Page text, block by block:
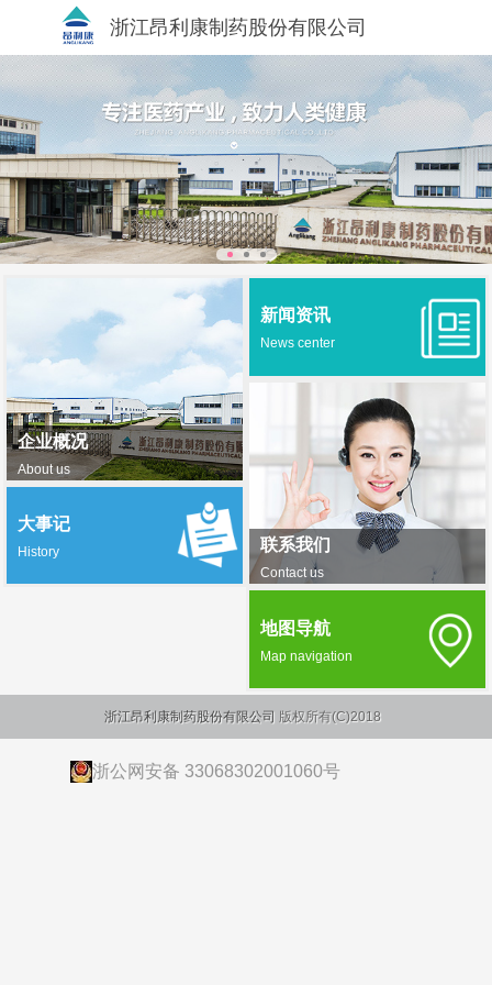
浙江昂利康制药股份有限公司
企业概况
About us
新闻资讯
News center
联系我们
Contact us
大事记
History
地图导航
Map navigation
浙江昂利康制药股份有限公司 版权所有(C)2018
浙公网安备 33068302001060号